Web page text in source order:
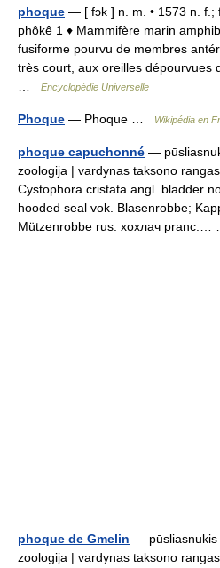
phoque — [ fɔk ] n. m. • 1573 n. f.;
phôkê 1 ♦ Mammifère marin
fusiforme pourvu de membres
très court, aux oreilles dépourvues
Encyclopédie Universelle
Phoque — Phoque … Wikipédia en
phoque capuchonné —
zoologija | vardynas taksono
Cystophora cristata angl. bladder
hooded seal vok. Blasenrobbe;
Mützenrobbe rus. хохлач
phoque de Gmelin — pūsliasnukis
zoologija | vardynas taksono